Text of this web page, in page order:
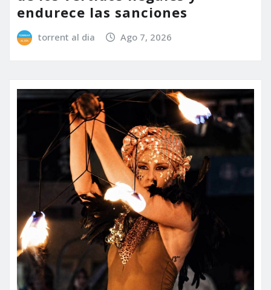
endurece las sanciones
torrent al dia Ago 7, 2026